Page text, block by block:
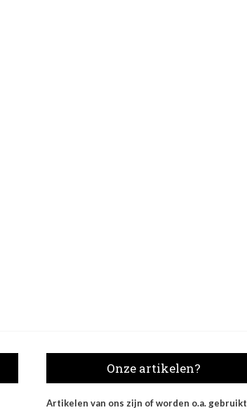
Onze artikelen?
Artikelen van ons zijn of worden o.a. gebruikt